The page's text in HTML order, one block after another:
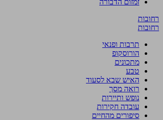
זמזום הדבורה
רחובות
רחובות
תרבות ופנאי
הורוסקופ
מתכונים
טבע
האיש שבא לסעוד
רואה מסך
נופש ותיירות
עובדה חקירות
סיפורים מהחיים